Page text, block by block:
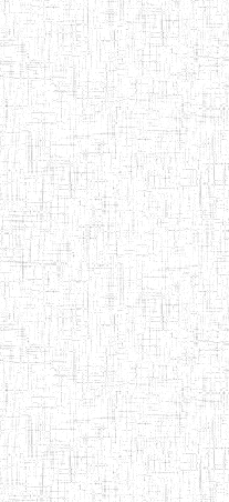
17/04/2014 ENIET
30/10/2014 ENIET
04/08/2010 ENIEG
30/11/2004 ENIEG